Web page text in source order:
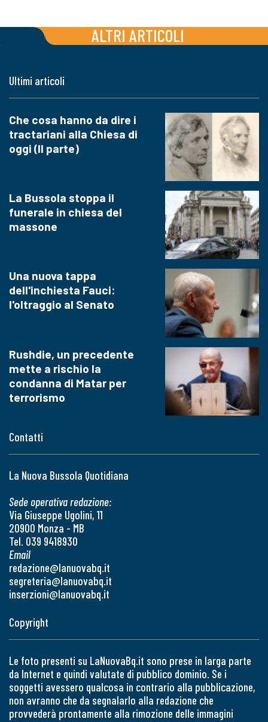
ALTRI ARTICOLI
Contatti
La Nuova Bussola Quotidiana
Sede operativa redazione:
Via Giuseppe Ugolini, 11
20900 Monza - MB
Tel. 039 9418930
Email
redazione@lanuovabq.it
segreteria@lanuovabq.it
inserzioni@lanuovabq.it
Ultimi articoli
Che cosa hanno da dire i
tractariani alla Chiesa di
oggi (II parte)
La Bussola stoppa il
funerale in chiesa del
massone
Una nuova tappa
dell'inchiesta Fauci:
l'oltraggio al Senato
Rushdie, un precedente
mette a rischio la
condanna di Matar per
terrorismo
Copyright
Le foto presenti su LaNuovaBq.it sono prese in larga parte
da Internet e quindi valutate di pubblico dominio. Se i
soggetti avessero qualcosa in contrario alla pubblicazione,
non avranno che da segnalarlo alla redazione che
provvederà prontamente alla rimozione delle immagini